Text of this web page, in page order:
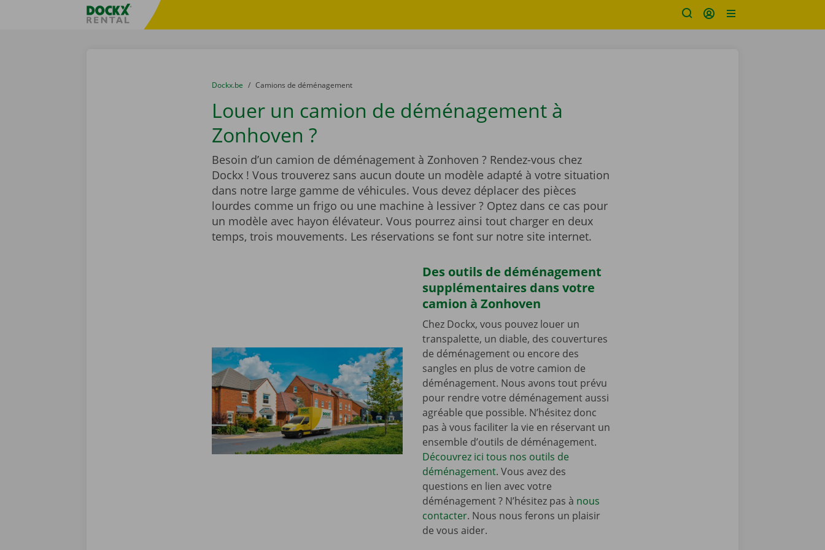
sitename
You are here:
du
Dockx.be to
Camions de déménagement
Louer un camion de déménagement à
Zonhoven ?
Besoin d’un camion de déménagement à Zonhoven ? Rendez-vous chez
Dockx ! Vous trouverez sans aucun doute un modèle adapté à votre situation
dans notre large gamme de véhicules. Vous devez déplacer des pièces
lourdes comme un frigo ou une machine à lessiver ? Optez dans ce cas pour
un modèle avec hayon élévateur. Vous pourrez ainsi tout charger en deux
temps, trois mouvements. Les réservations se font sur notre site internet.
Des outils de déménagement
supplémentaires dans votre
camion à Zonhoven
Chez Dockx, vous pouvez louer un
transpalette, un diable, des couvertures
de déménagement ou encore des
sangles en plus de votre camion de
déménagement. Nous avons tout prévu
pour rendre votre déménagement aussi
agréable que possible. N’hésitez donc
pas à vous faciliter la vie en réservant un
ensemble d’outils de déménagement.
Découvrez ici tous nos outils de
déménagement. Vous avez des
questions en lien avec votre
déménagement ? N’hésitez pas à nous
contacter. Nous nous ferons un plaisir
de vous aider.